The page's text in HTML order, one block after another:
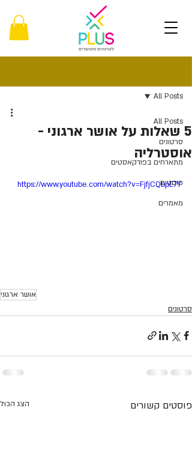
All Posts
סרטונים
מתארחים בפודקאסטים
פוסטים
מאמרים
All Posts
5 שאלות על אושר ארגוני -
אוסטרליה
https://www.youtube.com/watch?v=FjfjCQbpE7Y
אושר ארגוני
סרטונים
פוסטים קשורים הצג הכול